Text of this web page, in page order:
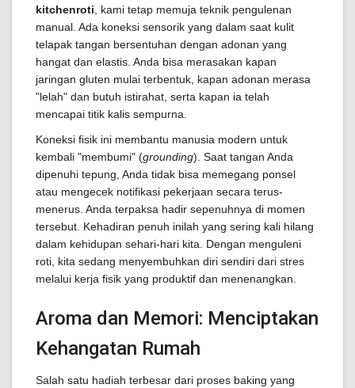
kitchenroti , kami tetap memuja teknik pengulenan
manual. Ada koneksi sensorik yang dalam saat kulit
telapak tangan bersentuhan dengan adonan yang
hangat dan elastis. Anda bisa merasakan kapan
jaringan gluten mulai terbentuk, kapan adonan merasa
"lelah" dan butuh istirahat, serta kapan ia telah
mencapai titik kalis sempurna.
Koneksi fisik ini membantu manusia modern untuk
kembali "membumi" (grounding). Saat tangan Anda
dipenuhi tepung, Anda tidak bisa memegang ponsel
atau mengecek notifikasi pekerjaan secara terus-
menerus. Anda terpaksa hadir sepenuhnya di momen
tersebut. Kehadiran penuh inilah yang sering kali hilang
dalam kehidupan sehari-hari kita. Dengan menguleni
roti, kita sedang menyembuhkan diri sendiri dari stres
melalui kerja fisik yang produktif dan menenangkan.
Aroma dan Memori: Menciptakan
Kehangatan Rumah
Salah satu hadiah terbesar dari proses baking yang